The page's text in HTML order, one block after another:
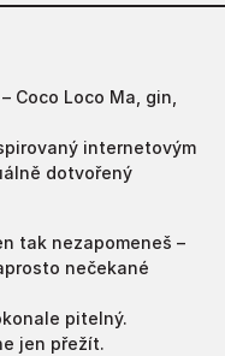
Coco Loco Ma, gin,
internetovým
dotvořený
tak nezapomeneš –
nečekané
pitelný.
jen přežít.